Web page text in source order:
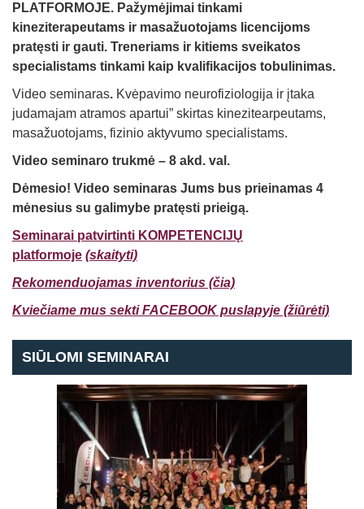
PLATFORMOJE. Pažymėjimai tinkami
kineziterapeutams ir masažuotojams licencijoms
pratęsti ir gauti. Treneriams ir kitiems sveikatos
specialistams tinkami kaip kvalifikacijos tobulinimas.
Video seminaras. Kvėpavimo neurofiziologija ir įtaka
judamajam atramos apartui” skirtas kinezitearpeutams,
masažuotojams, fizinio aktyvumo specialistams.
Video seminaro trukmė – 8 akd. val.
Dėmesio! Video seminaras Jums bus prieinamas 4
mėnesius su galimybe pratęsti prieigą.
Seminarai patvirtinti KOMPETENCIJŲ
platformoje (skaityti)
Rekomenduojamas inventorius (čia)
Kviečiame mus sekti FACEBOOK puslapyje (žiūrėti)
SIŪLOMI SEMINARAI